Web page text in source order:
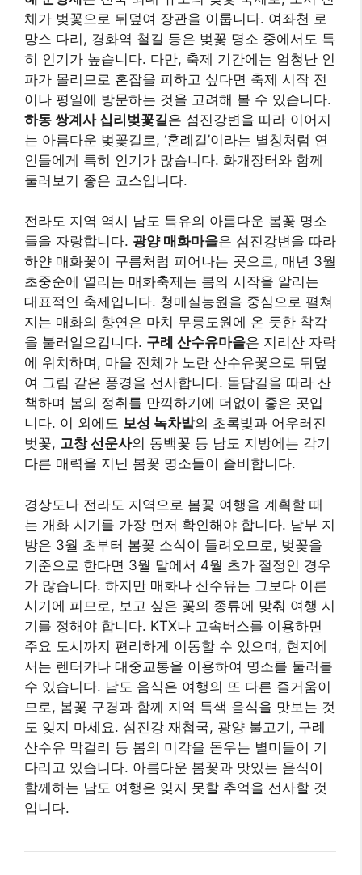
들을 자랑합니다.
광양 매화마을은 섬진강변을 따라
하얀 매화꽃이 구름처럼 피어나는 곳으로, 매년 3월
초중순에 열리는 매화축제는 봄의 시작을 알리는
대표적인 축제입니다. 청매실농원을 중심으로 펼쳐
지는 매화의 향연은 마치 무릉도원에 온 듯한 착각
을 불러일으킵니다.구례 산수유마을은 지리산 자락
에 위치하며, 마을 전체가 노란 산수유꽃으로 뒤덮
여 그림 같은 풍경을 선사합니다. 돌담길을 따라 산
책하며 봄의 정취를 만끽하기에 더없이 좋은 곳입
니다. 이 외에도보성 녹차밭
벚꽃,
고창 선운사
의 동백꽃 등 남도 지방에는 각기
다른 매력을 지닌 봄꽃 명소들이 즐비합니다.
경상도나 전라도 지역으로 봄꽃 여행을 계획할 때
는 개화 시기를 가장 먼저 확인해야 합니다. 남부 지
방은 3월 초부터 봄꽃 소식이 들려오므로, 벚꽃을
기준으로 한다면 3월 말에서 4월 초가 절정인 경우
가 많습니다. 하지만 매화나 산수유는 그보다 이른
시기에 피므로, 보고 싶은 꽃의 종류에 맞춰 여행 시
기를 정해야 합니다. KTX나 고속버스를 이용하면
주요 도시까지 편리하게 이동할 수 있으며, 현지에
서는 렌터카나 대중교통을 이용하여 명소를 둘러볼
수 있습니다. 남도 음식은 여행의 또 다른 즐거움이
므로, 봄꽃 구경과 함께 지역 특색 음식을 맛보는 것
산수유 막걸리 등 봄의 미각을 돋우는 별미들이 기
다리고 있습니다. 아름다운 봄꽃과 맛있는 음식이
함께하는 남도 여행은 잊지 못할 추억을 선사할 것
입니다.
성공적인 봄꽃 나들이를 위
한 꿀팁 대방출
아름다운 봄꽃을 찾아 떠나는 나들이는 생각만 해
도 설레는 일입니다. 하지만 막상 길을 나서면 예상
치 못한 변수들로 인해 즐거움이 반감될 수도 있습
니다. 만개 시기를 놓치거나, 몰려드는 인파에 지치
거나, 미처 준비하지 못한 물건 때문에 불편을 겪는